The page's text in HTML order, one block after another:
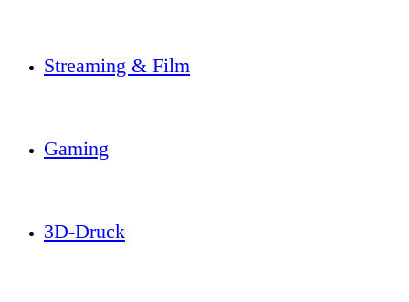
Streaming & Film
Gaming
3D-Druck